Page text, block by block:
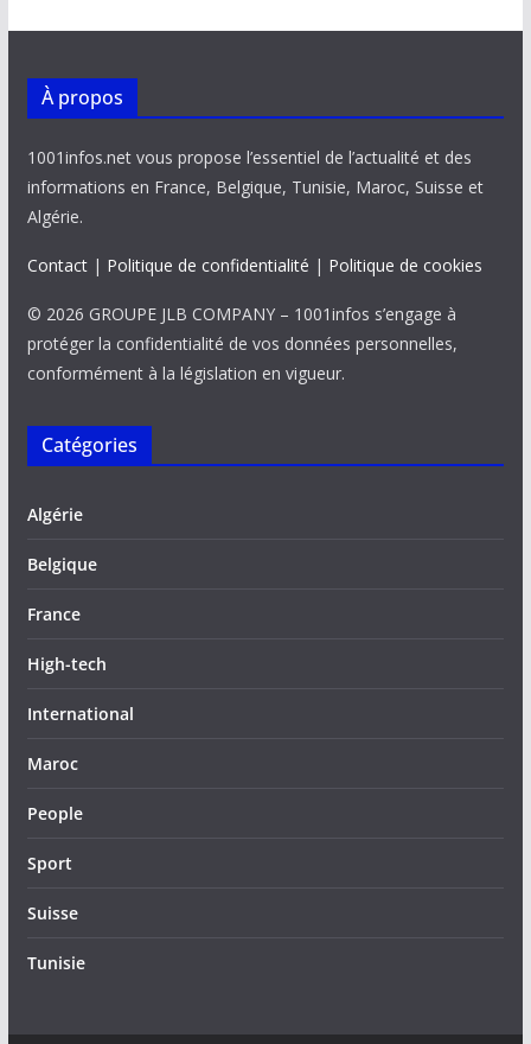
À propos
1001infos.net vous propose l’essentiel de l’actualité et des
informations en France, Belgique, Tunisie, Maroc, Suisse et
Algérie.
Contact| Politique de confidentialité | Politique de cookies
© 2026 GROUPE JLB COMPANY – 1001infos s’engage à
protéger la confidentialité de vos données personnelles,
conformément à la législation en vigueur.
Catégories
Algérie
Belgique
France
High-tech
International
Maroc
People
Sport
Suisse
Tunisie